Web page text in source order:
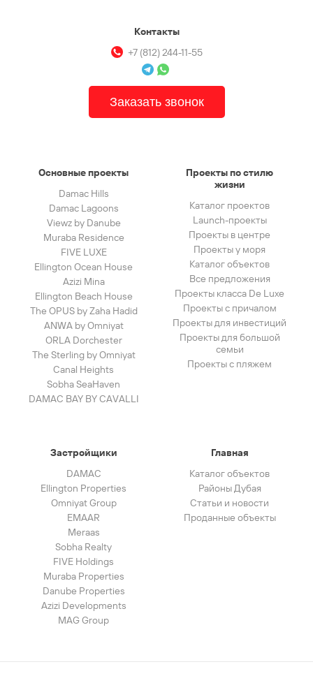
Основные проекты
Damac Hills
Damac Lagoons
Viewz by Danube
Muraba Residence
FIVE LUXE
Ellington Ocean House
Azizi Mina
Ellington Beach House
The OPUS by Zaha Hadid
ANWA by Omniyat
ORLA Dorchester
The Sterling by Omniyat
Canal Heights
Sobha SeaHaven
DAMAC BAY BY CAVALLI
Проекты по стилю
жизни
Каталог проектов
Launch-проекты
Проекты в центре
Проекты у моря
Каталог объектов
Все предложения
Проекты класса De Luxe
Проекты с причалом
Проекты для инвестиций
Проекты для большой
семьи
Проекты с пляжем
Застройщики
DAMAC
Ellington Properties
Omniyat Group
EMAAR
Meraas
Sobha Realty
FIVE Holdings
Muraba Properties
Danube Properties
Azizi Developments
MAG Group
Главная
Каталог объектов
Районы Дубая
Статьи и новости
Проданные объекты
Контакты
+7 (812) 244-11-55
Заказать звонок